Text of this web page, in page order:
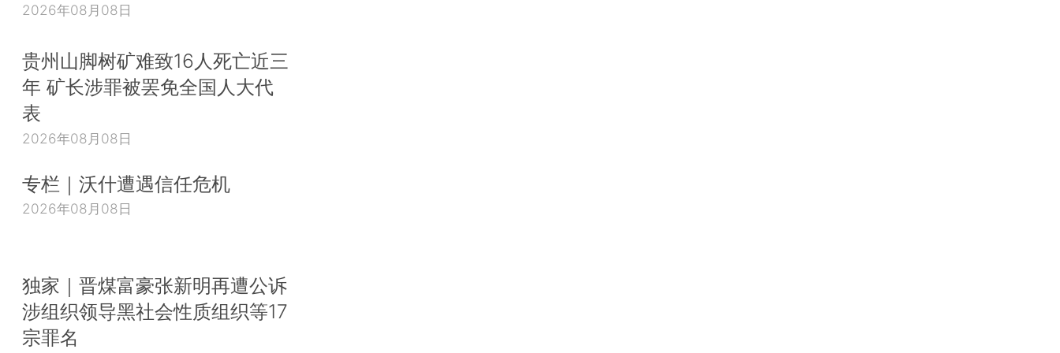
2026年08月08日
贵州山脚树矿难致16人死亡近三
年 矿长涉罪被罢免全国人大代
表
2026年08月08日
专栏｜沃什遭遇信任危机
2026年08月08日
独家｜晋煤富豪张新明再遭公诉
涉组织领导黑社会性质组织等17
宗罪名